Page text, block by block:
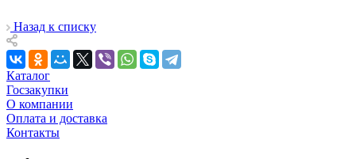
Назад к списку
Каталог
Госзакупки
О компании
Оплата и доставка
Контакты